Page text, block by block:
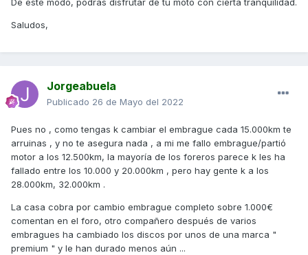
De este modo, podrás disfrutar de tu moto con cierta tranquilidad.
Saludos,
Jorgeabuela
Publicado 26 de Mayo del 2022
Pues no , como tengas k cambiar el embrague cada 15.000km te
arruinas , y no te asegura nada , a mi me fallo embrague/partió
motor a los 12.500km, la mayoría de los foreros parece k les ha
fallado entre los 10.000 y 20.000km , pero hay gente k a los
28.000km, 32.000km .
La casa cobra por cambio embrague completo sobre 1.000€
comentan en el foro, otro compañero después de varios
embragues ha cambiado los discos por unos de una marca "
premium " y le han durado menos aún ...